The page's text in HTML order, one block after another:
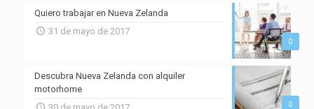
0
Quiero trabajar en Nueva Zelanda
31 de mayo de 2017
0
Descubra Nueva Zelanda con alquiler
motorhome